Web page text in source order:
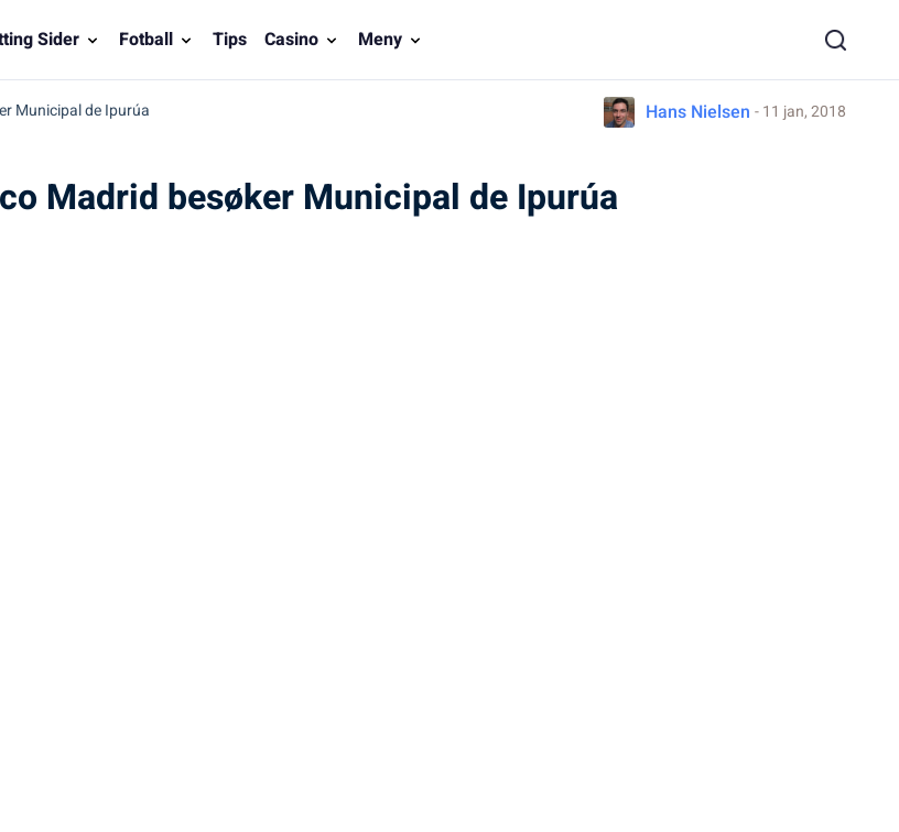
Sider Fotball Tips Casino Meny
Municipal de Ipurúa Hans Nielsen - 11 jan, 2018
Madrid besøker Municipal de Ipurúa